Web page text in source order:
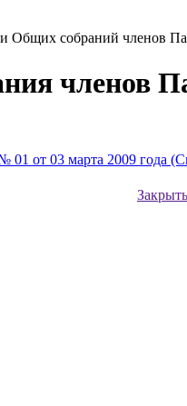
Общих собраний членов
членов
01 от 03 марта 2009 года
Закрыть